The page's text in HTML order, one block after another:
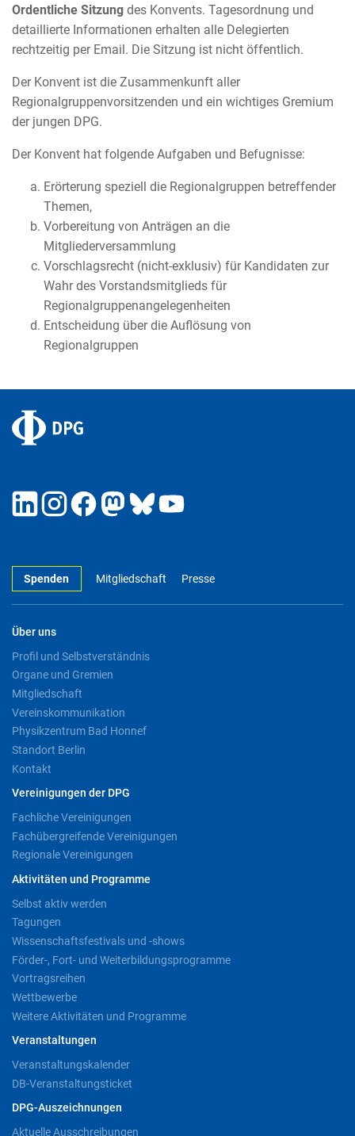
Ordentliche Sitzung des Konvents. Tagesordnung und
detaillierte Informationen erhalten alle Delegierten
rechtzeitig per Email. Die Sitzung ist nicht öffentlich.
Der Konvent ist die Zusammenkunft aller
Regionalgruppenvorsitzenden und ein wichtiges Gremium
der jungen DPG.
Der Konvent hat folgende Aufgaben und Befugnisse:
Erörterung speziell die Regionalgruppen betreffender
Themen,
Vorbereitung von Anträgen an die
Mitgliederversammlung
Vorschlagsrecht (nicht-exklusiv) für Kandidaten zur
Wahr des Vorstandsmitglieds für
Regionalgruppenangelegenheiten
Entscheidung über die Auflösung von
Regionalgruppen
Spenden Mitgliedschaft Presse
Über uns
Profil und Selbstverständnis
Organe und Gremien
Mitgliedschaft
Vereinskommunikation
Physikzentrum Bad Honnef
Standort Berlin
Kontakt
Vereinigungen der DPG
Fachliche Vereinigungen
Fachübergreifende Vereinigungen
Regionale Vereinigungen
Aktivitäten und Programme
Selbst aktiv werden
Tagungen
Wissenschaftsfestivals und -shows
Förder-, Fort- und Weiterbildungsprogramme
Vortragsreihen
Wettbewerbe
Weitere Aktivitäten und Programme
Veranstaltungen
Veranstaltungskalender
DB-Veranstaltungsticket
DPG-Auszeichnungen
Aktuelle Ausschreibungen